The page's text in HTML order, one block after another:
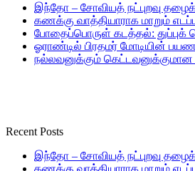
இந்தோ – சோவியத் நட்புறவு
கணக்கு வாத்தியாராக மாறும்
போதைப்பொருள் கடத்தல்: துப்புக்
ஓராண்டில் பிரதமர் மோடியின்
நல்லவனுக்கும் கெட்டவனுக்குமான
Recent Posts
இந்தோ – சோவியத் நட்புறவு
கணக்கு வாத்தியாராக மாறும்